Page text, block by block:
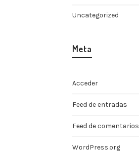
Uncategorized
Meta
Acceder
Feed de entradas
Feed de comentarios
WordPress.org